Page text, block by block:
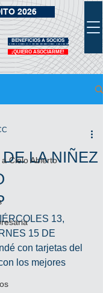
¡QUIERO ASOCIARME!
VIDRIERA DE BENEFICIOS
BENEFICIOS A SOCIOS
2026
Cielo Abierto
LA NIÑEZ
13,
15 DE
con tarjetas del
los mejores